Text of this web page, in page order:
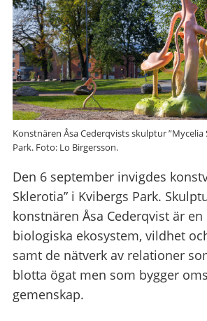
Konstnären Åsa Cederqvists skulptur ”Mycelia
Park. Foto: Lo Birgersson.
Den 6 september invigdes
Sklerotia” i Kvibergs Park.
konstnären Åsa Cederqvist är
biologiska ekosystem, vildhet
samt de nätverk av relationer
blotta ögat men som bygger
gemenskap.